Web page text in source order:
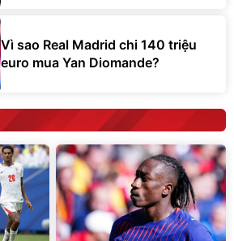
Vì sao Real Madrid chi 140 triệu
euro mua Yan Diomande?